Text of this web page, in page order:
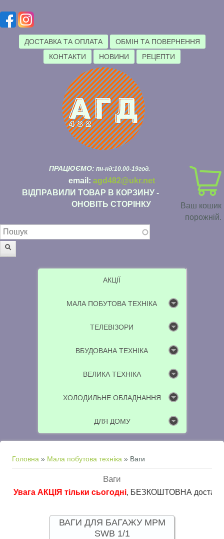
ДОСТАВКА ТА ОПЛАТА
ОБМІН ТА ПОВЕРНЕННЯ
КОНТАКТИ
НОВИНИ РЕЦЕПТИ
Ваш кошик
порожній.
ПРАЦЮЄМО: пн-нд:10.00-19год.
email: agd482@ukr.net
ВІДПРАВИЛИ ТОВАР В КОРЗИНУ -
ОНОВІТЬ СТОРІНКУ
Пошукова форма
АКЦІЇ
МАЛА ПОБУТОВА ТЕХНІКА
ТЕЛЕВІЗОРИ
ВБУДОВАНА ТЕХНІКА
ВЕЛИКА ТЕХНІКА
ХОЛОДИЛЬНЕ ОБЛАДНАННЯ
ДЛЯ ДОМУ
Ви є тут
Головна » Мала побутова техніка » Ваги
Ваги
АКЦІЯ тільки сьогодні, БЕЗКОШТОВНА доставка в
ВАГИ ДЛЯ БАГАЖУ MPM
SWB 1/1